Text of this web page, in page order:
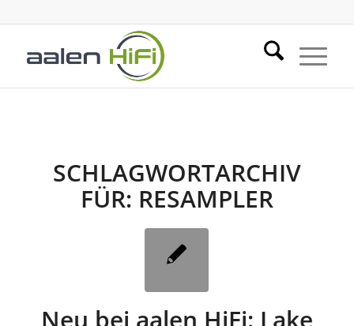
SCHLAGWORTARCHIV
FÜR: RESAMPLER
Neu bei aalen HiFi: Lake